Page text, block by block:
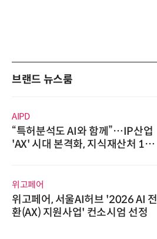
브랜드 뉴스룸
AIPD
“특허분석도 AI와 함께”…IP산업
'AX' 시대 본격화, 지식재산처 1호
위고페어
위고페어, 서울AI허브 '2026 AI 전
환(AX) 지원사업' 컨소시엄 선정